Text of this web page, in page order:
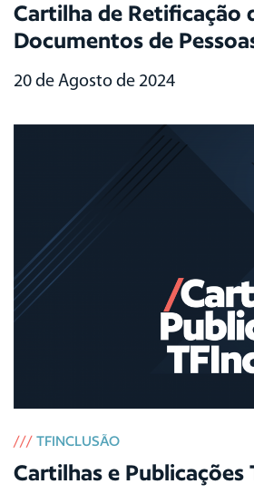
Cartilha de Retificação
Documentos de
20 de Agosto de 2024
/// TFINCLUSÃO
Cartilhas e Publicações